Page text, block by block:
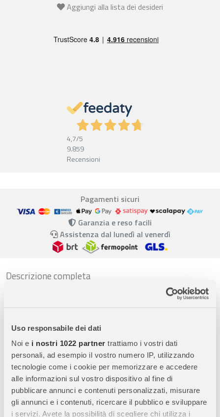
Uso responsabile dei dati
Noi e i nostri 1022 partner trattiamo i vostri dati
personali, ad esempio il vostro numero IP, utilizzando
tecnologie come i cookie per memorizzare e accedere
alle informazioni sul vostro dispositivo al fine di
pubblicare annunci e contenuti personalizzati, misurare
gli annunci e i contenuti, ricercare il pubblico e sviluppare
i servizi. Avete la possibilità di scegliere chi utilizza i
Aggiungi alla lista dei desideri
4,7/5
9.859
Recensioni
Pagamenti sicuri
Garanzia e reso facili
Assistenza dal lunedì al venerdì
Descrizione completa
Scopri Janod - Tavolo Multiattività Sweet Cocoon
Multiattività Sweet Cocoon, progettato per bambini dai 18 ai
ingranaggi removibili, un labirinto, 2 specchi, una lente
d’ingrandimento e una ruota dei colori.
Tema Giardino Incantevole:Il tavolo multisensoriale è
ispirato al mondo del giardino, popolato da simpatici insetti
come ragnetti e coccinelle. Un bruco di perle scorrevoli stimola